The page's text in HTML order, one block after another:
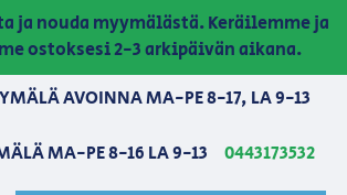
ja nouda myymälästä. Keräilemme ja
ostoksesi 2-3 arkipäivän aikana.
AVOINNA MA-PE 8-17, LA 9-13
MA-PE 8-16 LA 9-13
0443173532